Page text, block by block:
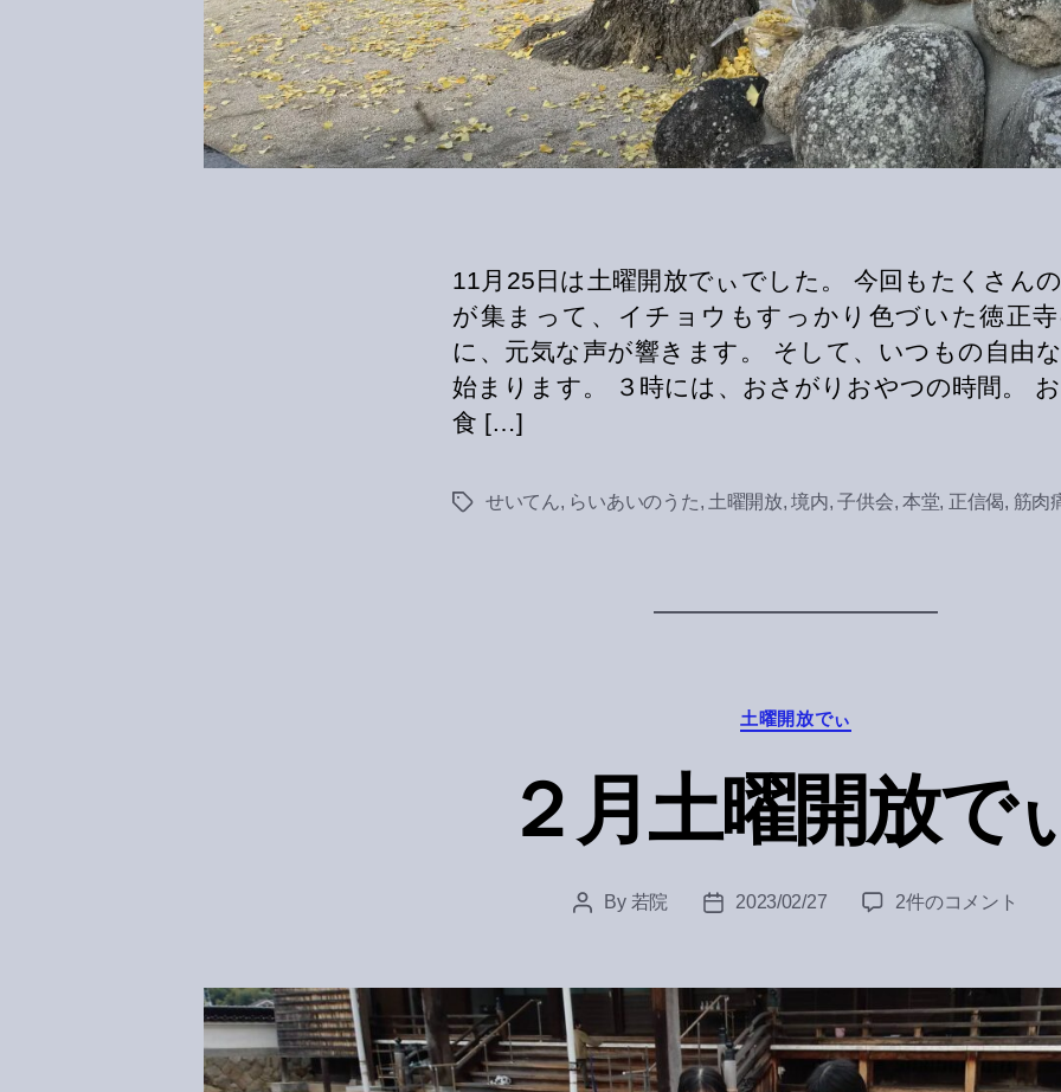
11月25日は土曜開放でぃでした。 今回もたくさん
が集まって、イチョウもすっかり色づいた徳正
に、元気な声が響きます。 そして、いつもの自由
始まります。 ３時には、おさがりおやつの時間。
食 […]
Tagsせいてん, らいあいのうた, 土曜開放,境内,子供会, 本堂, 正信偈, 筋肉
Categories
土曜開放でぃ
２月土曜開放で
PostBy 若院
Post2023/02/27
２
曜
開
放
2件のコメント